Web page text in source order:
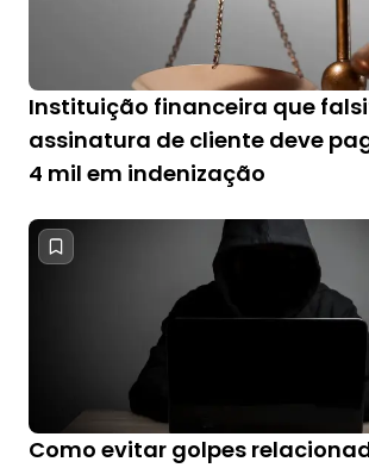
Instituição financeira que
assinatura de cliente deve
4 mil em indenização
Como evitar golpes